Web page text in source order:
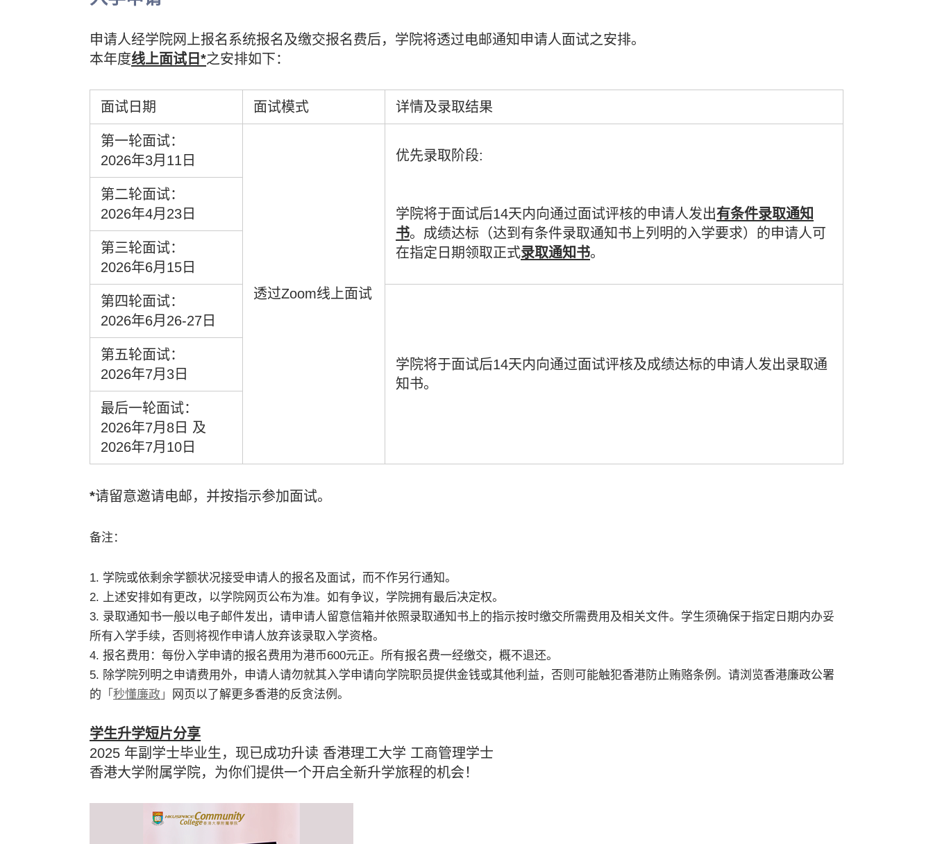
申请人经学院网上报名系统报名及缴交报名费后，学院将透过电邮通知申请人面试之安排。
本年度线上面试日*之安排如下：
面试日期 面试模式 详情及录取结果
第一轮面试：
2026年3月11日
透过Zoom线上面试
优先录取阶段:
学院将于面试后14天内向通过面试评核的申请人发出有条件录取通知
书。成绩达标（达到有条件录取通知书上列明的入学要求）的申请人可
在指定日期领取正式录取通知书。
第二轮面试：
2026年4月23日
第三轮面试：
2026年6月15日
第四轮面试：
2026年6月26-27日
学院将于面试后14天内向通过面试评核及成绩达标的申请人发出录取通
知书。
第五轮面试：
2026年7月3日
最后一轮面试：
2026年7月8日 及
2026年7月10日
*请留意邀请电邮，并按指示参加面试。
备注：
1. 学院或依剩余学额状况接受申请人的报名及面试，而不作另行通知。
2. 上述安排如有更改，以学院网页公布为准。如有争议，学院拥有最后决定权。
3. 录取通知书一般以电子邮件发出，请申请人留意信箱并依照录取通知书上的指示按时缴交所需费用及相关文件。学生须确保于指定日期内办妥
所有入学手续，否则将视作申请人放弃该录取入学资格。
4. 报名费用：每份入学申请的报名费用为港币600元正。所有报名费一经缴交，概不退还。
5. 除学院列明之申请费用外，申请人请勿就其入学申请向学院职员提供金钱或其他利益，否则可能触犯香港防止贿赂条例。请浏览香港廉政公署
的 「 秒懂廉政 」 网页以了解更多香港的反贪法例。
学生升学短片分享
2025 年副学士毕业生，现已成功升读 香港理工大学 工商管理学士
香港大学附属学院，为你们提供一个开启全新升学旅程的机会！